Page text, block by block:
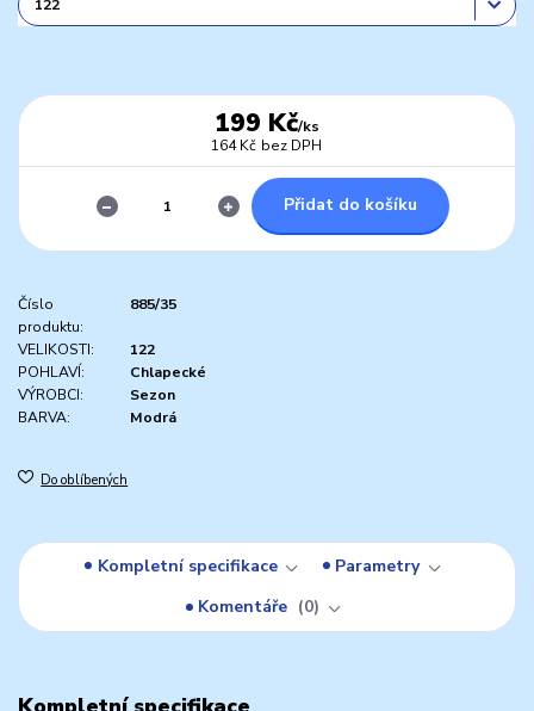
199 Kč/ks
164 Kč bez DPH
Přidat do košíku
Číslo
produktu:
885/35
VELIKOSTI:
122
POHLAVÍ:
Chlapecké
VÝROBCI:
Sezon
BARVA:
Modrá
Do oblíbených
Kompletní specifikace
Parametry
Komentáře
0